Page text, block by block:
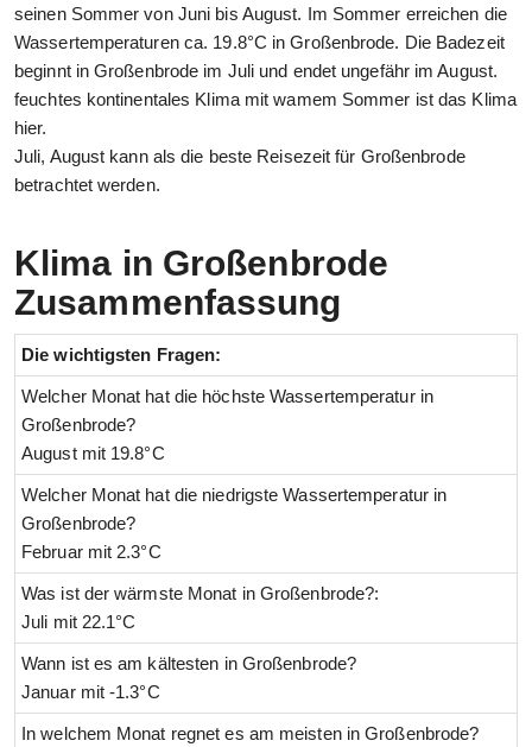
seinen Sommer von Juni bis August. Im Sommer erreichen die
Wassertemperaturen ca. 19.8°C in Großenbrode. Die Badezeit
beginnt in Großenbrode im Juli und endet ungefähr im August.
feuchtes kontinentales Klima mit wamem Sommer ist das Klima
hier.
Juli, August kann als die beste Reisezeit für Großenbrode
betrachtet werden.
Klima in Großenbrode
Zusammenfassung
Die wichtigsten Fragen:
Welcher Monat hat die höchste Wassertemperatur in
Großenbrode?
August mit 19.8°C
Welcher Monat hat die niedrigste Wassertemperatur in
Großenbrode?
Februar mit 2.3°C
Was ist der wärmste Monat in Großenbrode?:
Juli mit 22.1°C
Wann ist es am kältesten in Großenbrode?
Januar mit -1.3°C
In welchem Monat regnet es am meisten in Großenbrode?